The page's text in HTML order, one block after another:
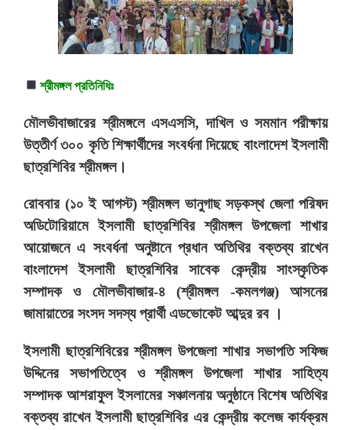
শ্রীমঙ্গল প্রতিনিধিঃ
মৌলভীবাজারের শ্রীমঙ্গলে এসএসসি, দাখিল ও সমমান পরীক্ষায়
উত্তীর্ণ ৩০০ কৃতি শিক্ষার্থীদের সংবর্ধনা দিয়েছে বাংলাদেশ ইসলামী
ছাত্রশিবির শ্রীমঙ্গল।
রোববার (১০ ই আগস্ট) শ্রীমঙ্গল ভানুগাছ সড়কস্থ জেলা পরিষদ
অডিটোরিয়ামে ইসলামী ছাত্রশিবির শ্রীমঙ্গল উপজেলা শাখার
আয়োজনে এ সংবর্ধনা অনুষ্টানে প্রধান অতিথির বক্তব্য রাখেন
বাংলাদেশ ইসলামী ছাত্রশিবির সাবেক কেন্দ্রীয় সাংস্কৃতিক
সম্পাদক ও মৌলভীবাজার-৪ (শ্রীমঙ্গল -কমলগঞ্জ) আসনের
জামায়াতের সংসদ সদস্য প্রার্থী এডভোকেট আব্দুর রব ।
ইসলামী ছাত্রশিবিরের শ্রীমঙ্গল উপজেলা শাখার সভাপতি সফিজ
উদ্দিনের সভাপতিত্বে ও শ্রীমঙ্গল উপজেলা শাখার সাহিত্য
সম্পাদক আশরাফুল ইসলামের সঞ্চালনায় অনুষ্ঠানে বিশেষ অতিথির
বক্তব্য রাখেন ইসলামী ছাত্রশিবির এর কেন্দ্রীয় কলেজ কার্যক্রম